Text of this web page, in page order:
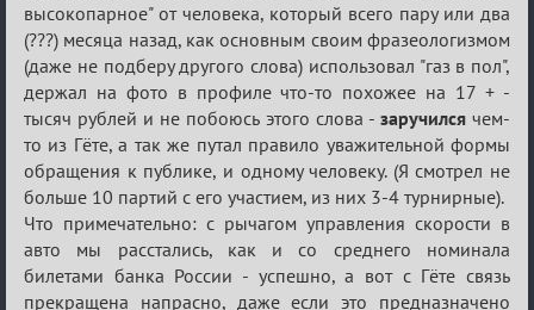
высокопарное" от человека, который всего пару или два
(???) месяца назад, как основным своим фразеологизмом
(даже не подберу другого слова) использовал "газ в пол",
держал на фото в профиле что-то похожее на 17 + -
тысяч рублей и не побоюсь этого слова - заручилсячем-
то из Гёте, а так же путал правило уважительной формы
обращения к публике, и одному человеку. (Я смотрел не
больше 10 партий с его участием, из них 3-4 турнирные).
Что примечательно: с рычагом управления скорости в
авто мы расстались, как и со среднего номинала
билетами банка России - успешно, а вот с Гёте связь
прекращена напрасно, даже если это предназначено